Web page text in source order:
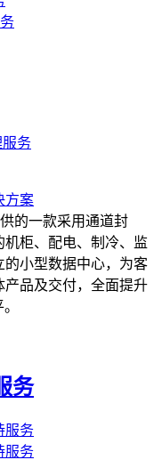
务
方案
的一款采用通道封
机柜、配电、制冷、监
的小型数据中心，为客
产品及交付，全面提升
务
服务
服务